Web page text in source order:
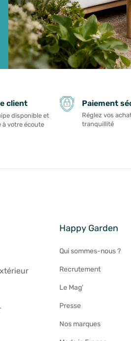
client
disponible et
à votre écoute
Paiement
Réglez vos
tranquillité
Happy Garden
Qui sommes-nous ?
Recrutement
Le Mag'
Presse
Nos marques